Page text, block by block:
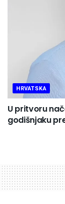
HRVATSKA
U pritvoru
godišnjaku